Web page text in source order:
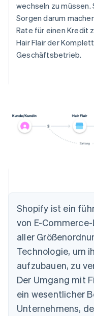
wechseln zu müssen.
Sorgen darum
Rate für einen Kredit
Hair Flair der
Geschäftsbetrieb.
Shopify ist ein
von E-
aller
Technologie, um
aufzubauen, zu
Der Umgang mit
ein wesentlicher
Unternehmens,